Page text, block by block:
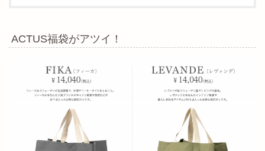
ACTUS福袋がアツイ！